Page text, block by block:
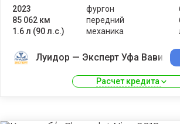
2023
85 062 км
1.6 л (90 л.с.)
фургон
передний
механика
Луидор — Эксперт Уфа
Расчет кредита